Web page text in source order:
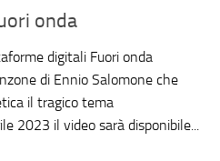
onda
digitali Fuori onda
di Ennio Salomone che
il tragico tema
2023 il video sarà disponibile...